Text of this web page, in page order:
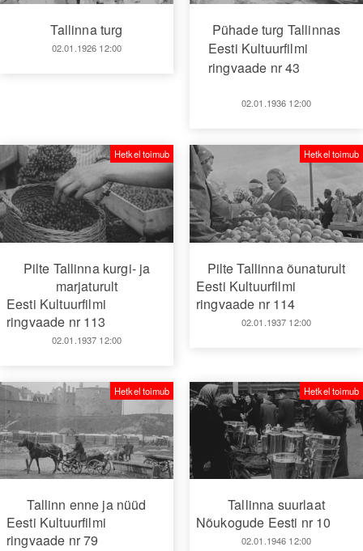
Tallinna turg
02.01.1926 12:00
Pühade turg Tallinnas
Eesti Kultuurfilmi
ringvaade nr 43
02.01.1936 12:00
Pilte Tallinna kurgi- ja
marjaturult
Eesti Kultuurfilmi
ringvaade nr 113
02.01.1937 12:00
Hetkel toimub
Pilte Tallinna õunaturult
Eesti Kultuurfilmi
ringvaade nr 114
02.01.1937 12:00
Hetkel toimub
Tallinn enne ja nüüd
Eesti Kultuurfilmi
ringvaade nr 79
Hetkel toimub
Tallinna suurlaat
Nõukogude Eesti nr 10
02.01.1946 12:00
Hetkel toimub